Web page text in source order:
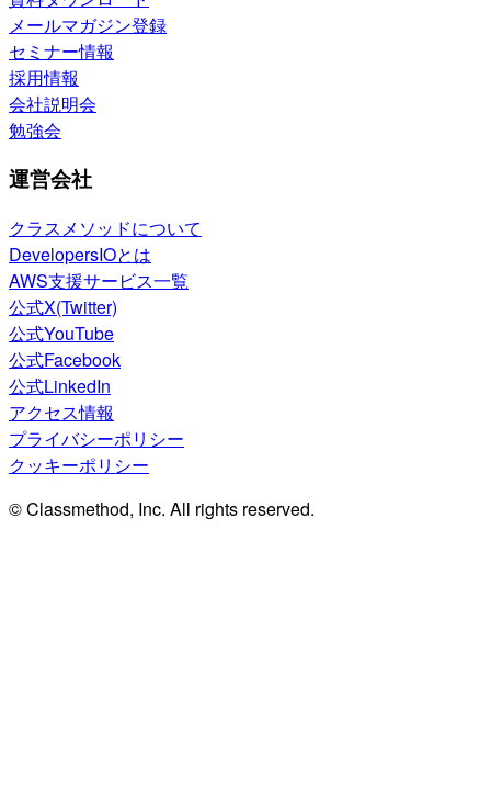
メールマガジン登録
セミナー情報
採用情報
会社説明会
勉強会
運営会社
クラスメソッドについて
DevelopersIOとは
AWS支援サービス一覧
公式X(Twitter)
公式YouTube
公式Facebook
公式LinkedIn
アクセス情報
プライバシーポリシー
クッキーポリシー
© Classmethod, Inc. All rights reserved.